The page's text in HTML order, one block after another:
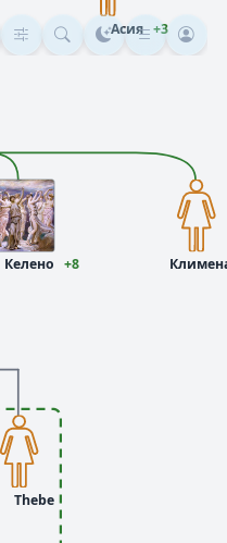
Асия +3
Келено +8
Thebe